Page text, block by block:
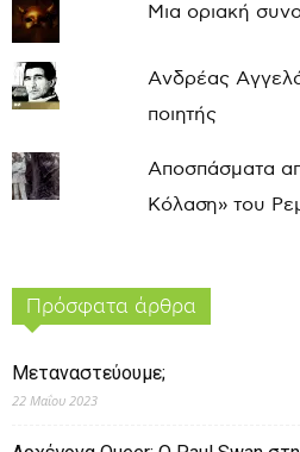
Μια οριακή
Ανδρέας
ποιητής
Αποσπάσματα
Κόλαση» του
Πρόσφατα άρθρα
Μεταναστεύουμε;
22 Μαΐου 2023